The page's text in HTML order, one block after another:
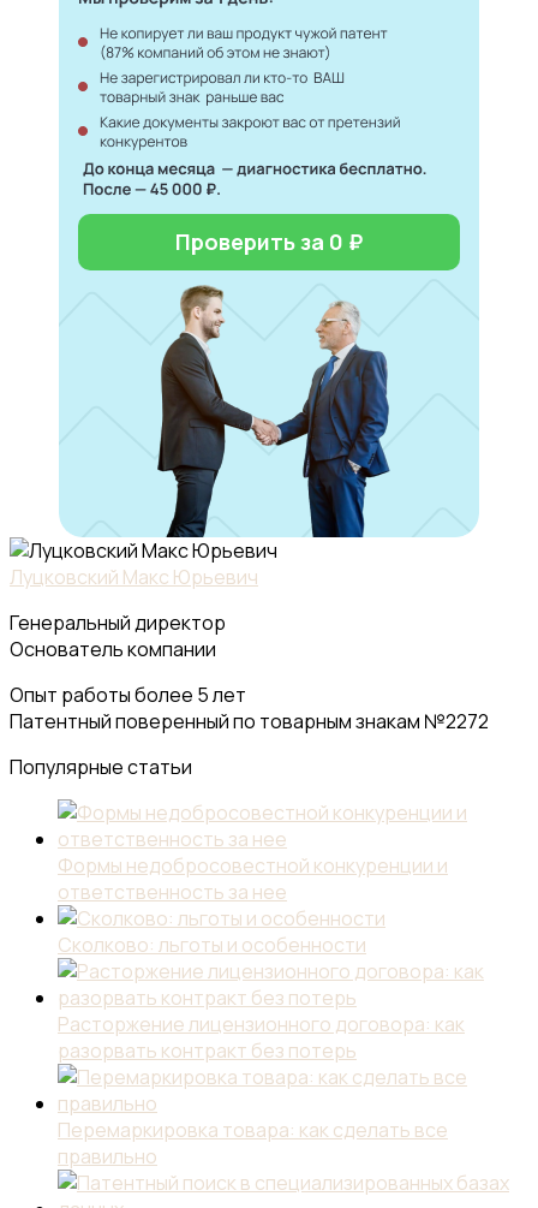
Проверить за 0 ₽
Луцковский Макс Юрьевич
Генеральный директор
Основатель компании
Опыт работы более 5 лет
Патентный поверенный по товарным знакам №2272
Популярные статьи
Формы недобросовестной конкуренции и
ответственность за нее
Сколково: льготы и особенности
Расторжение лицензионного договора: как
разорвать контракт без потерь
Перемаркировка товара: как сделать все
правильно